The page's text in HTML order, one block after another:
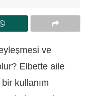
ve
Elbette aile
kullanım